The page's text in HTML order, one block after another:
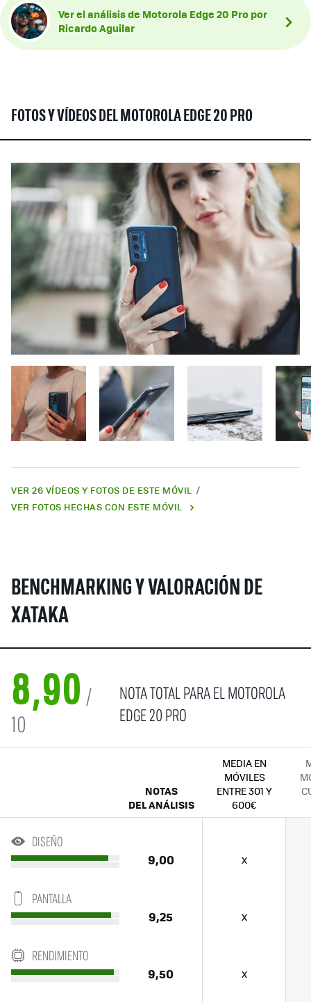
Ver el análisis de Motorola Edge 20 Pro por
Ricardo Aguilar
FOTOS Y VÍDEOS DEL MOTOROLA EDGE 20 PRO
VER 26 VÍDEOS Y FOTOS DE ESTE MÓVIL
VER FOTOS HECHAS CON ESTE MÓVIL
BENCHMARKING Y VALORACIÓN DE
XATAKA
8,90 /
10
NOTA TOTAL PARA EL MOTOROLA
EDGE 20 PRO
NOTAS
DEL ANÁLISIS
MEDIA EN
MÓVILES
ENTRE 301 Y
600€
DISEÑO
9,00 x
PANTALLA
9,25 x
RENDIMIENTO
9,50 x